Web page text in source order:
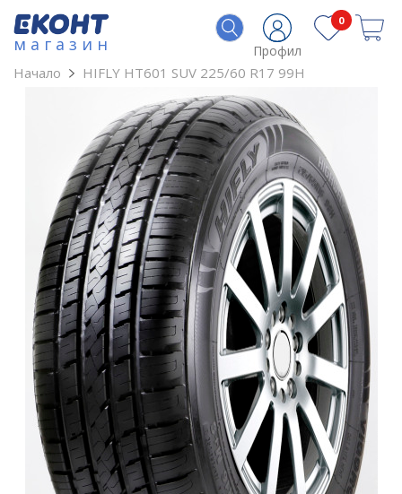
магазин Профил
0
Начало HIFLY HT601 SUV 225/60 R17 99H